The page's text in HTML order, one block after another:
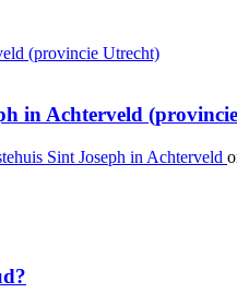
in Achterveld
Sint Joseph in Achterveld